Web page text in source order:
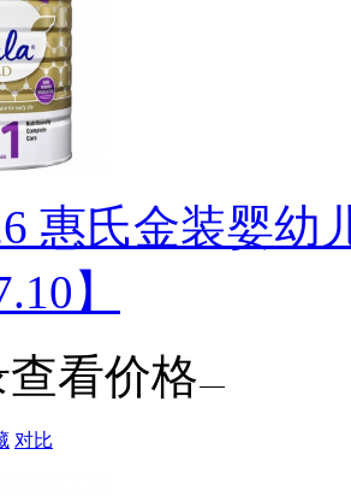
惠氏金装婴幼
】
查看价格
对比